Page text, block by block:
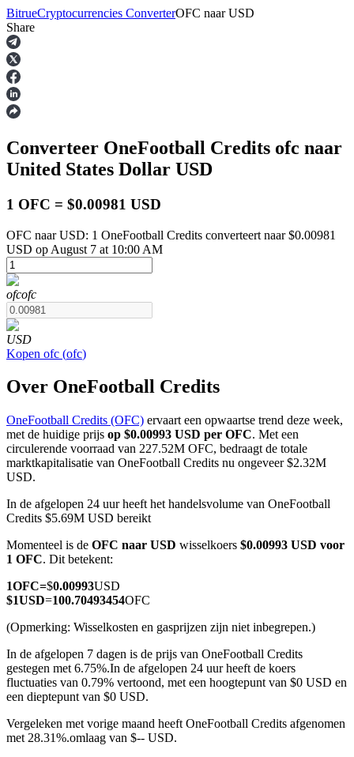
Termijncontracten
USDT-futures
COIN-M-futures
Cryptocurrency-futures
TradFi
Derivaten voor aandelen, forex, edelmetalen en grondstoffen
USDC-futures
Futures met USDC als onderpand
BitrueCryptocurrencies ConverterOFC naar USD
Share
Converteer OneFootball Credits ofc naar
United States Dollar USD
1 OFC = $0.00981 USD
OFC naar USD: 1 OneFootball Credits converteert naar $0.00981
USD op August 7 at 10:00 AM
ofcofc
USD
Kopen ofc (ofc)
Over OneFootball Credits
OneFootball Credits (OFC) ervaart een opwaartse trend deze week,
met de huidige prijs op $0.00993 USD per OFC. Met een
circulerende voorraad van 227.52M OFC, bedraagt de totale
marktkapitalisatie van OneFootball Credits nu ongeveer $2.32M
USD.
In de afgelopen 24 uur heeft het handelsvolume van OneFootball
Credits $5.69M USD bereikt
Momenteel is de OFC naar USD wisselkoers $0.00993 USD voor
1 OFC. Dit betekent:
1OFC=$0.00993USD
$1USD=100.70493454OFC
(Opmerking: Wisselkosten en gasprijzen zijn niet inbegrepen.)
In de afgelopen 7 dagen is de prijs van OneFootball Credits
gestegen met 6.75%.In de afgelopen 24 uur heeft de koers
fluctuaties van 0.79% vertoond, met een hoogtepunt van $0 USD en
een dieptepunt van $0 USD.
Vergeleken met vorige maand heeft OneFootball Credits afgenomen
met 28.31%.omlaag van $-- USD.